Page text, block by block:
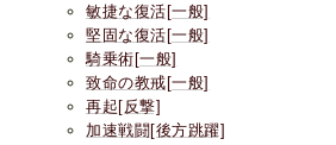
敏捷な復活[一般]
堅固な復活[一般]
騎乗術[一般]
致命の教戒[一般]
再起[反撃]
加速戦闘[後方跳躍]